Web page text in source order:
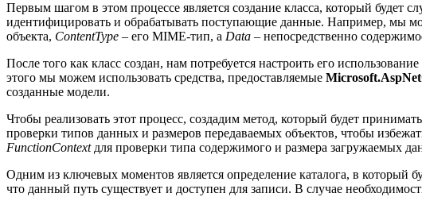
Первым шагом в этом процессе является создание класса, который будет
идентифицировать и обрабатывать поступающие данные. Например, мы
объекта, ContentType – его MIME-тип, а Data – непосредственно
После того как класс создан, нам потребуется настроить его
этого мы можем использовать средства, предоставляемые
созданные модели.
Чтобы реализовать этот процесс, создадим метод, который будет
проверки типов данных и размеров передаваемых объектов, чтобы
FunctionContextдля проверки типа содержимого и размера загружаемых
Одним из ключевых моментов является определение каталога, в который
что данный путь существует и доступен для записи. В случае